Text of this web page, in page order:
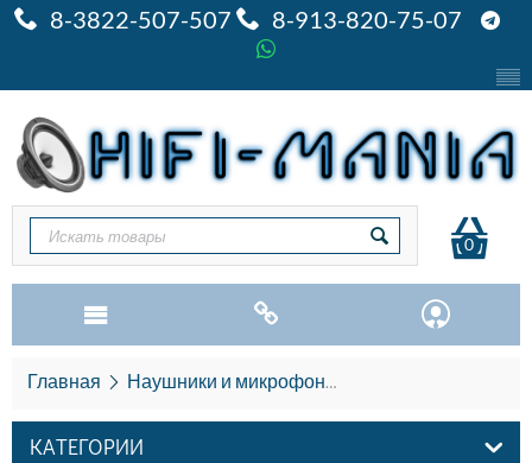
8-3822-507-507 8-913-820-75-07
0
Главная Наушники и микрофоны
КАТЕГОРИИ